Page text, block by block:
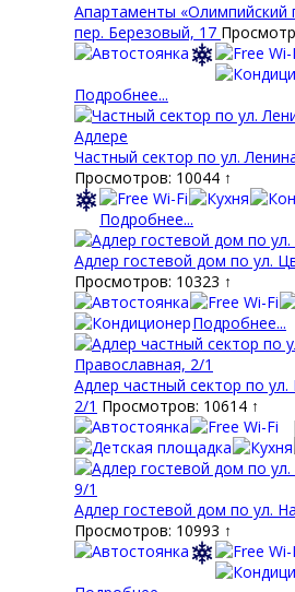
Апартаменты «Олимпийский
пер. Березовый, 17
Подробнее...
Частный сектор по ул.
Просмотров: 10044 ↑
Подробнее...
Адлер гостевой дом по ул.
Просмотров: 10323 ↑
Подробнее...
Адлер частный сектор по
2/1 Просмотров: 10614 ↑
|
Адлер гостевой дом по ул.
Просмотров: 10993 ↑